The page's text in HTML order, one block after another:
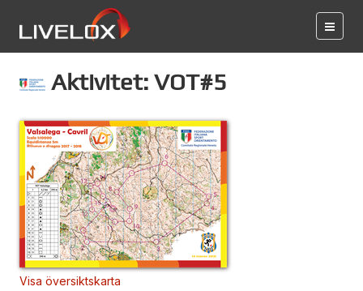
Aktivitet: VOT#5
Visa översiktskarta